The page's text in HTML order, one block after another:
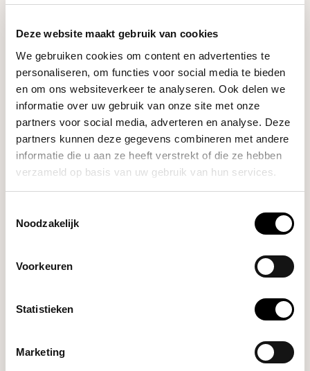
Deze website maakt gebruik van cookies
We gebruiken cookies om content en advertenties te
personaliseren, om functies voor social media te bieden
en om ons websiteverkeer te analyseren. Ook delen we
informatie over uw gebruik van onze site met onze
partners voor social media, adverteren en analyse. Deze
partners kunnen deze gegevens combineren met andere
informatie die u aan ze heeft verstrekt of die ze hebben
verzameld op basis van uw gebruik van hun services.
Noodzakelijk
Voorkeuren
Statistieken
Marketing
aanvoelt. De consistentie is top. Elke shot zit goed.
Jan-Willem, eigenaar
★★★★★
"Je kunt alles tot in detail instellen, maar eerlijk
gezegd gebruik ik 'm het vaakst zonder tablet maar
gewoon met mijn favoriete profiel direct op de knop.
Simpel, betrouwbaar en precies zoals een
Rene v.d. Dijk, eigenaar